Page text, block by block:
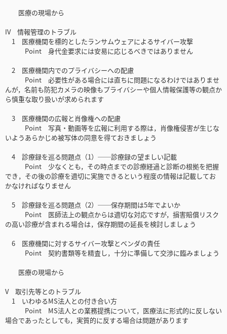
医療の現場から
IV 情報管理のトラブル
1 医療機関を標的としたランサムウェアによるサイバー攻撃
Point 身代金要求には安易に応じるべきではありません
2 医療機関内でのプライバシーへの配慮
Point 必要性がある場合には直ちに問題になるわけではありませ
んが，名前も防犯カメラの映像もプライバシーや個人情報保護等の観点か
ら慎重な取り扱いが求められます
3 医療機関の広報と肖像権への配慮
Point 写真・動画等を広報に利用する際は，肖像権侵害が生じな
いようあらかじめ被写体の同意を得ておきましょう
4 診療録を巡る問題点（1）──診療録の望ましい記載
Point 少なくとも，その時点までの診療経過と診断の根拠を把握
でき，その後の診療を適切に実施できるという程度の情報は記載してお
かなければなりません
5 診療録を巡る問題点（2）──保存期間は5年でよいか
Point 医師法上の観点からは適切な対応ですが，損害賠償リスク
の高い診療が含まれる場合は，保存期間の延長を検討しましょう
6 医療機関に対するサイバー攻撃とベンダの責任
Point 契約書類等を精査し，十分に準備して交渉に臨みましょう
医療の現場から
V 取引先等とのトラブル
1 いわゆるMS法人との付き合い方
Point MS法人との業務提携について，医療法に形式的に反しない
場合であったとしても，実質的に反する場合は問題があります